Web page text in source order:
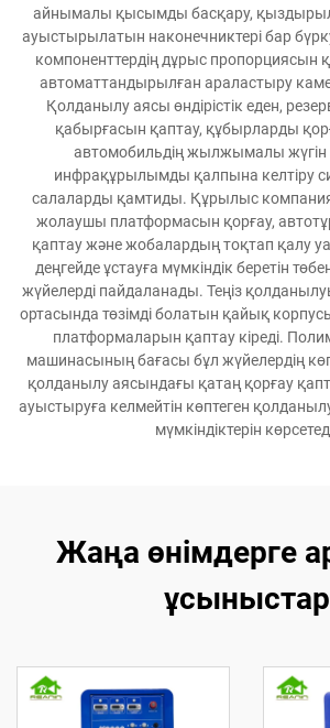
айнымалы қысымды басқару,
ауыстырылатын наконечниктері бар
компоненттердің дұрыс пропорциясын
автоматтандырылған араластыру
Қолданылу аясы өндірістік еден,
қабырғасын қаптау, құбырларды
автомобильдің жылжымалы жүгін
инфрақұрылымды қалпына келтіру
салаларды қамтиды. Құрылыс
жолаушы платформасын қорғау,
қаптау және жобалардың тоқтап қалу
деңгейде ұстауға мүмкіндік беретін
жүйелерді пайдаланады. Теңіз
ортасында төзімді болатын қайық
платформаларын қаптау кіреді.
машинасының бағасы бұл жүйелердің
қолданылу аясындағы қатаң қорғау
ауыстыруға келмейтін көптеген
мүмкіндіктерін
Жаңа өнімдерге
ұсыныстар